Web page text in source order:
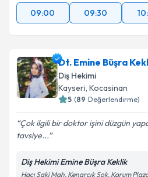
09:00 09:30
Dt. Emine Büşra
Diş Hekimi
Kayseri, Kocasinan
5 (89 Değerlendirme)
Çok ilgili bir doktor işini düzgün
tavsiye...
Diş Hekimi Emine Büşra Keklik
Hacı Saki Mah. Kenarcık Sok. Karum